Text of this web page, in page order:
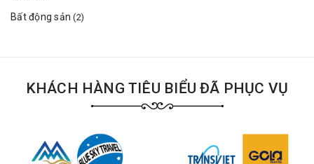
Bất động sản(2)
KHÁCH HÀNG TIÊU BIỂU ĐÃ PHỤC VỤ